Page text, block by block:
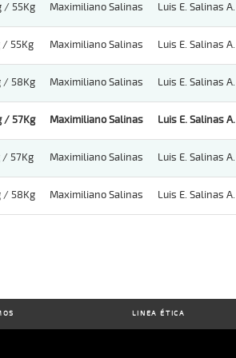
/ 55Kg Maximiliano Salinas Luis E. Salinas A.
/ 55Kg Maximiliano Salinas Luis E. Salinas A.
/ 58Kg Maximiliano Salinas Luis E. Salinas A.
/ 57Kg Maximiliano Salinas Luis E. Salinas A.
/ 57Kg Maximiliano Salinas Luis E. Salinas A.
/ 58Kg Maximiliano Salinas Luis E. Salinas A.
LINEA ÉTICA